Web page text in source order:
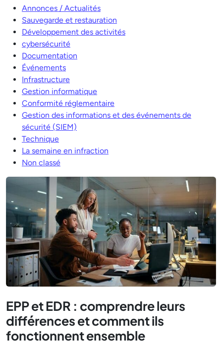
Annonces / Actualités
Sauvegarde et restauration
Développement des activités
cybersécurité
Documentation
Événements
Infrastructure
Gestion informatique
Conformité réglementaire
Gestion des informations et des événements de
sécurité (SIEM)
Technique
La semaine en infraction
Non classé
EPP et EDR : comprendre leurs
différences et comment ils
fonctionnent ensemble